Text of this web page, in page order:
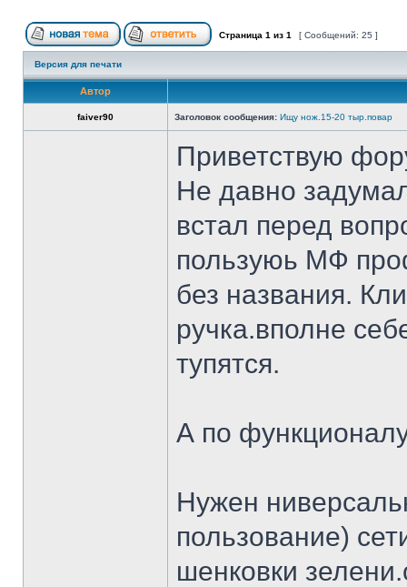
Страница 1 из 1 [ Сообщений: 25 ]
Версия для печати
Автор
faiver90 Заголовок сообщения: Ищу нож.15-20 тыр.повар
Приветствую
Не давно
встал перед
пользуюь МФ
без названия.
ручка.вполне
тупятся.
А по
Нужен
пользование)
шенковки